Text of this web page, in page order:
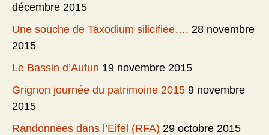
décembre 2015
Une souche de Taxodium silicifiée…. 28 novembre
2015
Le Bassin d’Autun 19 novembre 2015
Grignon journée du patrimoine 2015 9 novembre
2015
Randonnées dans l’Eifel (RFA) 29 octobre 2015